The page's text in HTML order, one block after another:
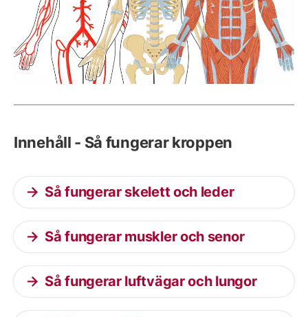
Innehåll - Så fungerar kroppen
Så fungerar skelett och leder
Så fungerar muskler och senor
Så fungerar luftvägar och lungor